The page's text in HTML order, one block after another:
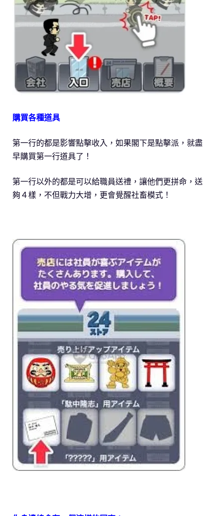
購買各種道具
第一行的都是影響點擊收入，如果閣下是點擊派，就盡
早購買第一行道具了！
第一行以外的都是可以給職員送禮，讓他們更拼命，送
夠４樣，不但戰力大增，更會覺醒社畜模式！